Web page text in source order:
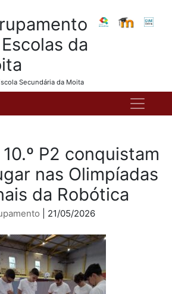
da
Secundária da Moita
P2 conquistam
nas Olimpíadas
da Robótica
| 21/05/2026